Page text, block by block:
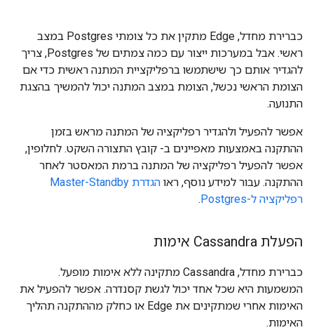
כברירת מחדל, Edge מתקין את כל צומתי Postgres במצב
ראשי. אבל במערכות ייצור עם כמה צמתים של Postgres, צריך
להגדיר אותם כך שישתמשו ברפליקציית המתנה ראשית כדי אם
הצומת הראשי נכשל, הצומת במצב המתנה יכול להמשיך בהצגת
התנועה.
אפשר להפעיל ולהגדיר רפליקציה של המתנה מראש בזמן
ההתקנה באמצעות מאפיינים ב- קובץ התצורה השקט. לחלופין,
אפשר להפעיל רפליקציה של המתנה ברמת המאסטר לאחר
ההתקנה. עבור למידע נוסף, ראו
הגדרת Master-Standby
רפליקציה ל-Postgres
.
הפעלת Cassandra אימות
כברירת מחדל, Cassandra מתקינה ללא אימות מופעל.
המשמעות היא שכל אחד יכול לגשת קסנדרה. אפשר להפעיל את
האימות אחרי שמתקינים את Edge או כחלק מההתקנה תהליך
האימות.